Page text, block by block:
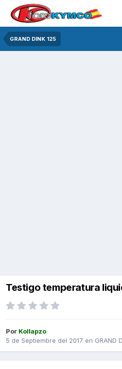
GRAND DINK 125
Testigo temperatura
Por Kollapzo
5 de Septiembre del 2017 en GRAND